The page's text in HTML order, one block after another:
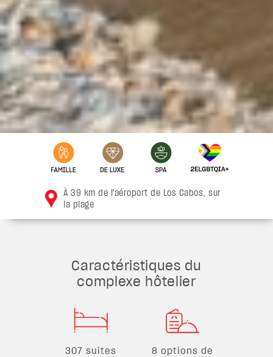
À 39 km de l'aéroport de Los Cabos, sur
la plage
Caractéristiques du
complexe hôtelier
307 suites
8 options de